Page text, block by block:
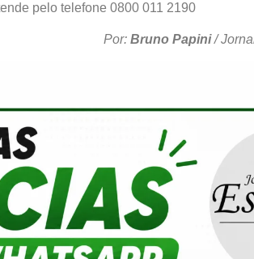
pelo telefone 0800 011 2190
Por: Bruno Papini/